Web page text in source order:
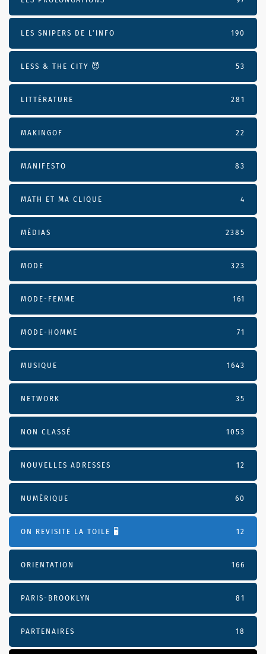
LES SNIPERS DE L’INFO 190
LESS & THE CITY 😈 53
LITTÉRATURE 281
MAKINGOF 22
MANIFESTO 83
MATH ET MA CLIQUE 4
MÉDIAS 2385
MODE 323
MODE-FEMME 161
MODE-HOMME 71
MUSIQUE 1643
NETWORK 35
NON CLASSÉ 1053
NOUVELLES ADRESSES 12
NUMÉRIQUE 60
ON REVISITE LA TOILE 🖥️ 12
ORIENTATION 166
PARIS-BROOKLYN 81
PARTENAIRES 18